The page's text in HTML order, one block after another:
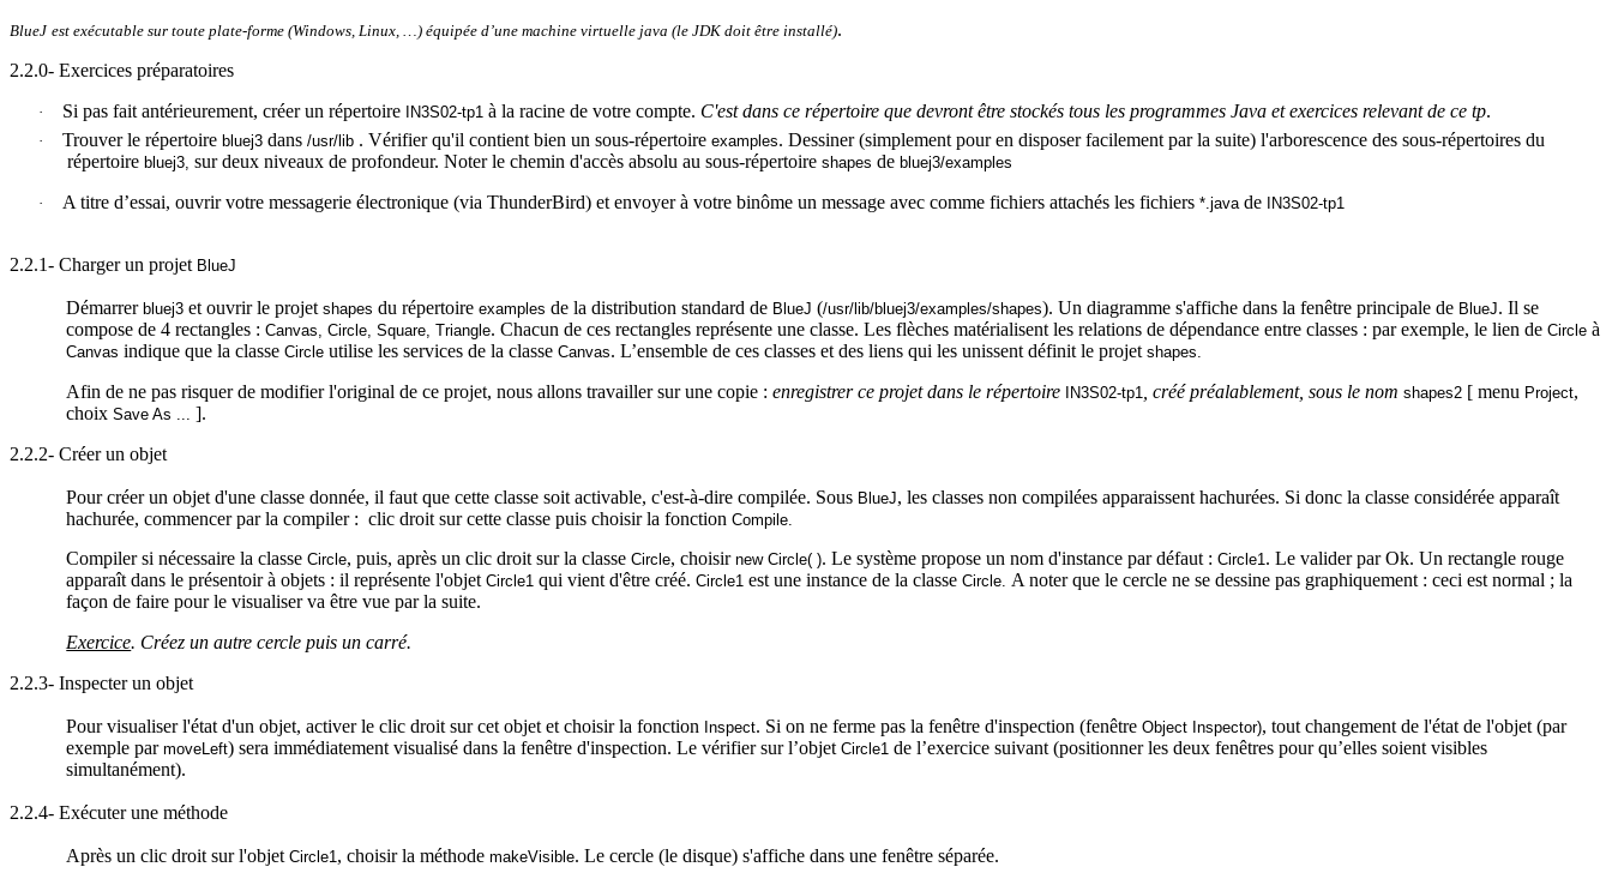
BlueJ est exécutable sur toute plate-forme (Windows, Linux, …) équipée d’une machine virtuelle java (le JDK doit être installé).
2.2.0- Exercices préparatoires
· Si pas fait antérieurement, créer un répertoire IN3S02-tp1 à la racine de votre compte. C'est dans ce répertoire que devront être stockés tous les programmes Java et exercices relevant de ce tp.
· Trouver le répertoire bluej3 dans /usr/lib . Vérifier qu'il contient bien un sous-répertoire examples. Dessiner (simplement pour en disposer facilement par la suite) l'arborescence des sous-répertoires du
répertoire bluej3, sur deux niveaux de profondeur. Noter le chemin d'accès absolu au sous-répertoire shapes de bluej3/examples
· A titre d’essai, ouvrir votre messagerie électronique (via ThunderBird) et envoyer à votre binôme un message avec comme fichiers attachés les fichiers *.java de IN3S02-tp1
2.2.1- Charger un projet BlueJ
Démarrerbluej3 et ouvrir le projetshapes du répertoireexamples de la distribution standard de BlueJ (/usr/lib/bluej3/examples/shapes). Un diagramme s'affiche dans la fenêtre principale de BlueJ. Il se
compose de 4 rectangles :Canvas,Circle, Square, Triangle. Chacun de ces rectangles représente une classe. Les flèches matérialisent les relations de dépendance entre classes : par exemple, le lien deCircle à
Canvas indique que la classeCircle utilise les services de la classeCanvas. L’ensemble de ces classes et des liens qui les unissent définit le projetshapes.
Afin de ne pas risquer de modifier l'original de ce projet, nous allons travailler sur une copie :enregistrer ce projet dans le répertoire IN3S02-tp1 , créé préalablement, sous le nomshapes2 [ menu Project,
choixSave As ... ].
2.2.2- Créer un objet
Pour créer un objet d'une classe donnée, il faut que cette classe soit activable, c'est-à-dire compilée. Sous BlueJ, les classes non compilées apparaissent hachurées. Si donc la classe considérée apparaît
hachurée, commencer par la compiler : clic droit sur cette classe puis choisir la fonctionCompile.
Compiler si nécessaire la classeCircle, puis, après un clic droit sur la classeCircle, choisirnewCircle( ). Le système propose un nom d'instance par défaut :Circle1. Le valider par Ok. Un rectangle rouge
apparaît dans le présentoir à objets : il représente l'objetCircle1 qui vient d'être créé.Circle1est une instance de la classeCircle.A noter que le cercle ne se dessine pas graphiquement : ceci est normal ; la
façon de faire pour le visualiser va être vue par la suite.
Exercice. Créez un autre cercle puis un carré.
2.2.3- Inspecter un objet
Pour visualiser l'état d'un objet, activer le clic droit sur cet objet et choisir la fonction Inspect. Si on ne ferme pas la fenêtre d'inspection (fenêtreObject Inspector), tout changement de l'état de l'objet (par
exemple parmoveLeft) sera immédiatement visualisé dans la fenêtre d'inspection. Le vérifier sur l’objetCircle1 de l’exercice suivant (positionner les deux fenêtres pour qu’elles soient visibles
simultanément).
2.2.4- Exécuter une méthode
Après un clic droit sur l'objetCircle1, choisir la méthodemakeVisible. Le cercle (le disque) s'affiche dans une fenêtre séparée.